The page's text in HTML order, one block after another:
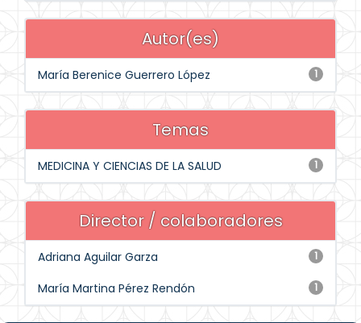
Autor(es)
1
María Berenice Guerrero López
Temas
1
MEDICINA Y CIENCIAS DE LA SALUD
Director / colaboradores
1
Adriana Aguilar Garza
1
María Martina Pérez Rendón